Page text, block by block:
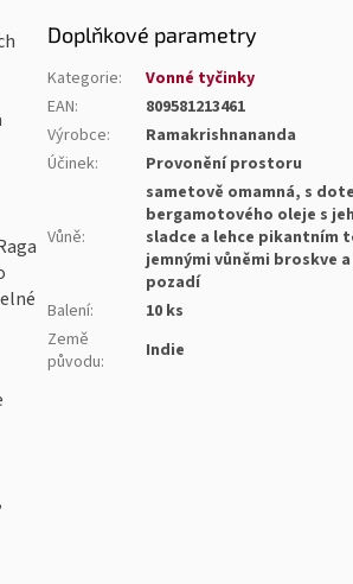
Doplňkové parametry
Kategorie:
Vonné tyčinky
EAN:
809581213461
Výrobce:
Ramakrishnananda
Účinek: Provonění prostoru
Vůně:
sametově omamná, s
bergamotového oleje s
sladce a lehce pikantním
jemnými vůněmi broskve
pozadí
Balení:
10 ks
Země
původu: Indie